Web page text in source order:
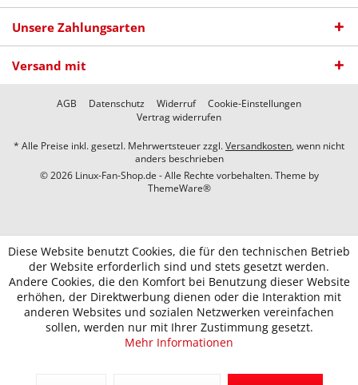
Unsere Zahlungsarten
Versand mit
AGB Datenschutz Widerruf
Cookie-Einstellungen
Vertrag widerrufen
* Alle Preise inkl. gesetzl. Mehrwertsteuer zzgl.Versandkosten, wenn nicht
anders beschrieben
© 2026 Linux-Fan-Shop.de - Alle Rechte vorbehalten. Theme by
ThemeWare®
Diese Website benutzt Cookies, die für den technischen Betrieb
der Website erforderlich sind und stets gesetzt werden.
Andere Cookies, die den Komfort bei Benutzung dieser Website
erhöhen, der Direktwerbung dienen oder die Interaktion mit
anderen Websites und sozialen Netzwerken vereinfachen
sollen, werden nur mit Ihrer Zustimmung gesetzt.
Mehr Informationen